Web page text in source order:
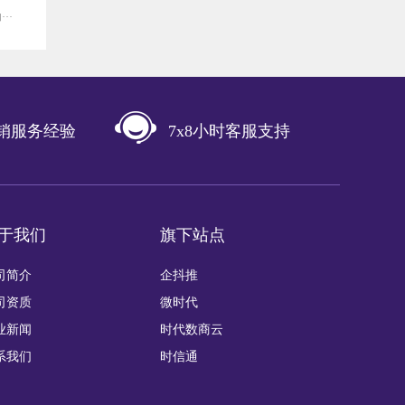
服务经验 7x8小时客服支持
我们
简介
资质
新闻
我们
旗下站点
企抖推
微时代
时代数商云
时信通